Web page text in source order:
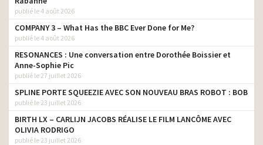
publié le 4 août 2026
COMPANY 3 – What Has the BBC Ever Done for Me?
publié le 4 août 2026
RESONANCES : Une conversation entre Dorothée Boissier et
Anne-Sophie Pic
publié le 27 juillet 2026
SPLINE PORTE SQUEEZIE AVEC SON NOUVEAU BRAS ROBOT : BOB
publié le 23 juillet 2026
BIRTH LX – CARLIJN JACOBS RÉALISE LE FILM LANCÔME AVEC
OLIVIA RODRIGO
publié le 23 juillet 2026